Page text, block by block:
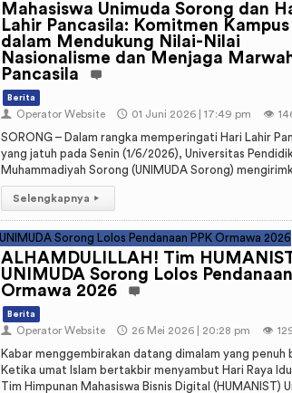
Mahasiswa Unimuda Sorong dan
Lahir Pancasila: Komitmen Kampus
dalam Mendukung Nilai-Nilai
Nasionalisme dan Menjaga
Pancasila
Berita
👤 Operator Website 🕔 01 Juni 2026 | 17:49 pm 👁️
SORONG – Dalam rangka memperingati Hari Lahir
yang jatuh pada Senin (1/6/2026), Universitas
Muhammadiyah Sorong (UNIMUDA Sorong)
Selengkapnya ▸
ALHAMDULILLAH! Tim
UNIMUDA Sorong Lolos
Ormawa 2026
Berita
👤 Operator Website 🕔 26 Mei 2026 | 20:28 pm 👁️
Kabar menggembirakan datang dimalam yang penuh
Ketika umat Islam bertakbir menyambut Hari Raya
Tim Himpunan Mahasiswa Bisnis Digital (HUMANIST)